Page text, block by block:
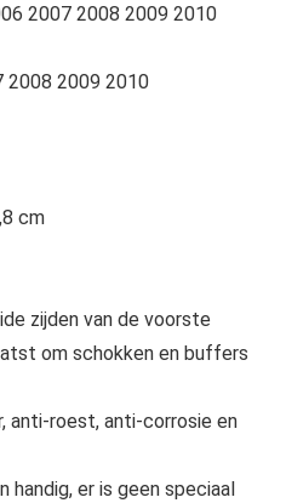
2007 2008 2009 2010
2008 2009 2010
cm
zijden van de voorste
om schokken en buffers
anti-roest, anti-corrosie en
handig, er is geen speciaal